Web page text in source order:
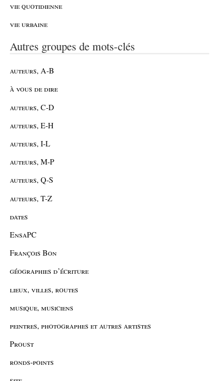
vie quotidienne
vie urbaine
Autres groupes de mots-clés
auteurs, A-B
à vous de dire
auteurs, C-D
auteurs, E-H
auteurs, I-L
auteurs, M-P
auteurs, Q-S
auteurs, T-Z
dates
EnsaPC
François Bon
géographies d’écriture
lieux, villes, routes
musique, musiciens
peintres, photographes et autres artistes
Proust
ronds-points